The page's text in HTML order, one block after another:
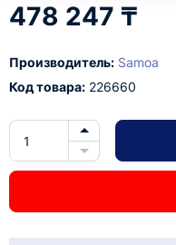
478 247 ₸
Производитель: Samoa
Код товара: 226660